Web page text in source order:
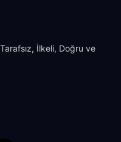
İlkeli, Doğru ve